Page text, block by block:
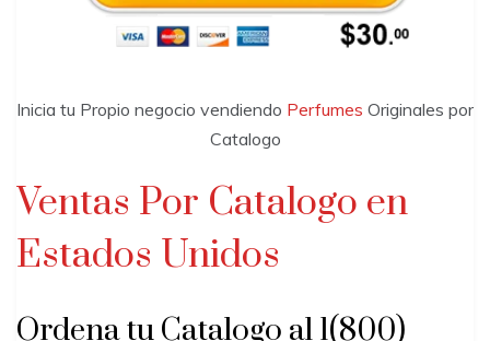
Inicia tu Propio negocio vendiendo Perfumes Originales por
Catalogo
Ventas Por Catalogo en
Estados Unidos
Ordena tu Catalogo al 1(800)